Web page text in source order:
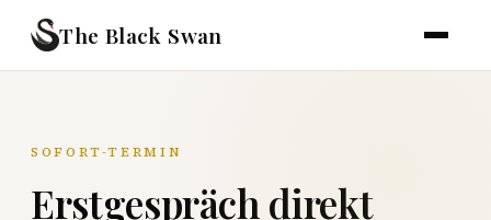
The Black Swan
SOFORT-TERMIN
Erstgespräch direkt